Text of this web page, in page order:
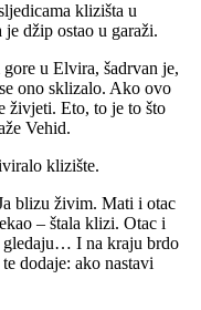
klizišta u
džip ostao u garaži.
u Elvira, šadrvan je,
ono sklizalo. Ako ovo
živjeti. Eto, to je to što
Vehid.
klizište.
blizu živim. Mati i otac
– štala klizi. Otac i
gledaju… I na kraju brdo
dodaje: ako nastavi